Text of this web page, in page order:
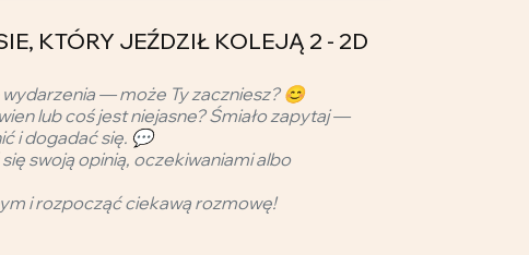
KTÓRY JEŹDZIŁ KOLEJĄ 2 - 2D
— może Ty zaczniesz? 😊
lub coś jest niejasne? Śmiało zapytaj —
i dogadać się. 💬
swoją opinią, oczekiwaniami albo
i rozpocząć ciekawą rozmowę!